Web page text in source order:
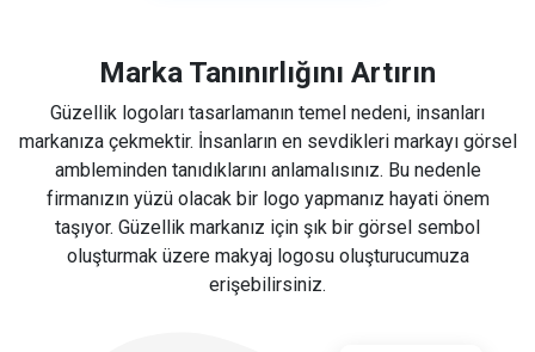
Marka Tanınırlığını Artırın
Güzellik logoları tasarlamanın temel nedeni, insanları
markanıza çekmektir. İnsanların en sevdikleri markayı görsel
ambleminden tanıdıklarını anlamalısınız. Bu nedenle
firmanızın yüzü olacak bir logo yapmanız hayati önem
taşıyor. Güzellik markanız için şık bir görsel sembol
oluşturmak üzere makyaj logosu oluşturucumuza
erişebilirsiniz.